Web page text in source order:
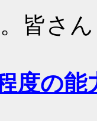
皆さ
度の能